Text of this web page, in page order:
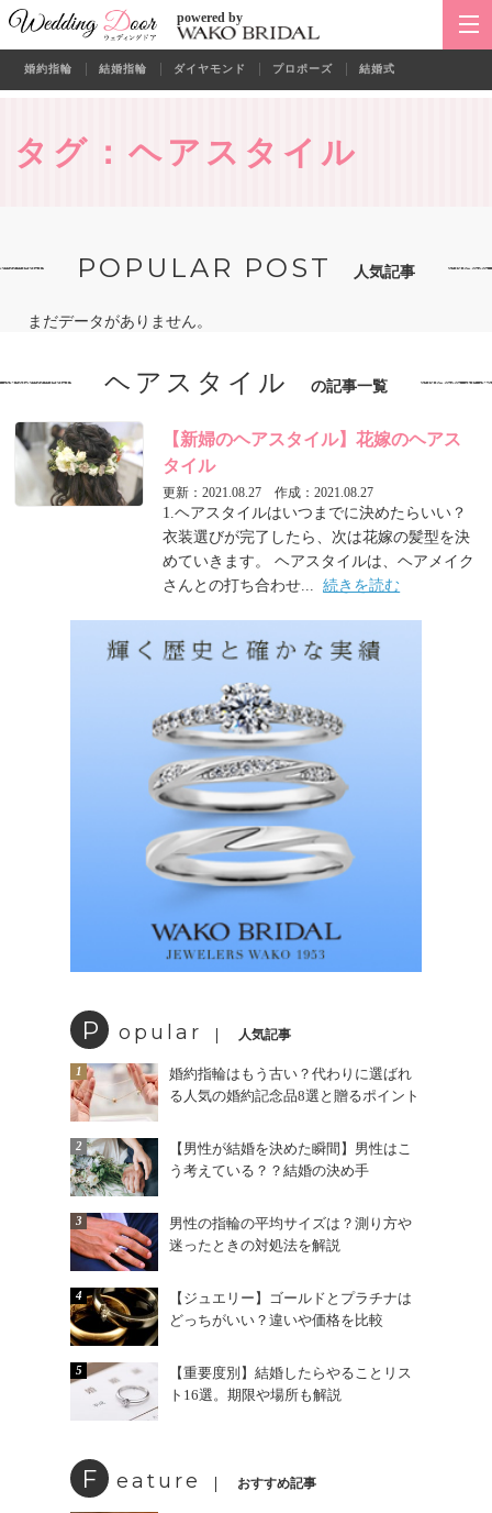
powered by
婚約指輪 結婚指輪 ダイヤモンド プロポーズ 結婚式
タグ：ヘアスタイル
POPULAR POST 人気記事
まだデータがありません。
ヘアスタイル の記事一覧
【新婦のヘアスタイル】花嫁のヘアス
タイル
更新：2021.08.27 作成：2021.08.27
1.ヘアスタイルはいつまでに決めたらいい？
衣装選びが完了したら、次は花嫁の髪型を決
めていきます。 ヘアスタイルは、ヘアメイク
さんとの打ち合わせ...続きを読む
P opular 人気記事
1
婚約指輪はもう古い？代わりに選ばれ
る人気の婚約記念品8選と贈るポイント
2
【男性が結婚を決めた瞬間】男性はこ
う考えている？？結婚の決め手
3
男性の指輪の平均サイズは？測り方や
迷ったときの対処法を解説
4
【ジュエリー】ゴールドとプラチナは
どっちがいい？違いや価格を比較
5
【重要度別】結婚したらやることリス
ト16選。期限や場所も解説
F eature おすすめ記事